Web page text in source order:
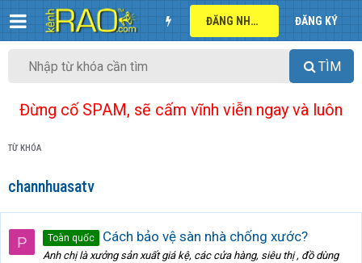
ĐĂNG NHẬP ĐĂNG KÝ
TÌM
Đừng cố SPAM, sẽ cấm vĩnh viễn ngay và luôn
TỪ KHÓA
channhuasatv
P Toàn quốc Cách bảo vệ sàn nhà chống xước?
Anh chị là xưởng sản xuất giá kệ, các cửa hàng, siêu thị , đồ dùng